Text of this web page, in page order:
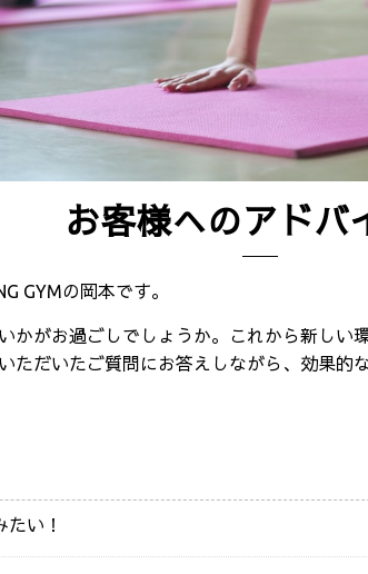
お客様へのアドバ
GYMの岡本です。
かがお過ごしでしょうか。これから新しい
ただいたご質問にお答えしながら、効果
い！